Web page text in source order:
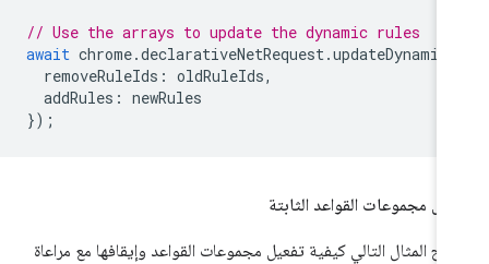
// Use the arrays to update the dynamic rules
await chrome.declarativeNetRequest.
removeRuleIds: oldRuleIds
addRules: newRules
مجموعات القواعد الثابتة
المثال التالي كيفية تفعيل مجموعات القواعد وإيقافها مع مراعاة